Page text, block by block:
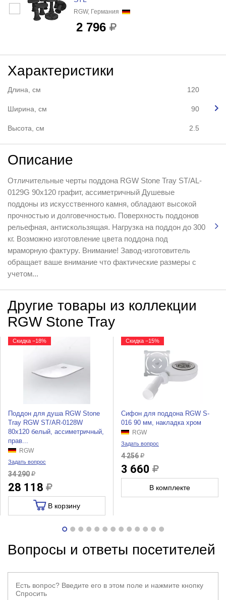
RGW, Германия
2 796
Характеристики
Длина, см 120
Ширина, см 90
Высота, см 2.5
Описание
Отличительные черты поддона RGW Stone Tray ST/AL-
0129G 90x120 графит, ассиметричный Душевые
поддоны из искусственного камня, обладают высокой
прочностью и долговечностью. Поверхность поддонов
рельефная, антискользящая. Нагрузка на поддон до 300
кг. Возможно изготовление цвета поддона под
мраморную фактуру. Внимание! Завод-изготовитель
обращает ваше внимание что фактические размеры с
учетом...
Другие товары из коллекции
RGW Stone Tray
Скидка −18%
Поддон для душа RGW Stone
Tray RGW ST/AR-0128W
80x120 белый, ассиметричный,
прав...
RGW
Задать вопрос
34 290
28 118
В корзину
Скидка −15%
Сифон для поддона RGW S-
016 90 мм, накладка хром
RGW
Задать вопрос
4 256
3 660
В комплекте
Вопросы и ответы посетителей